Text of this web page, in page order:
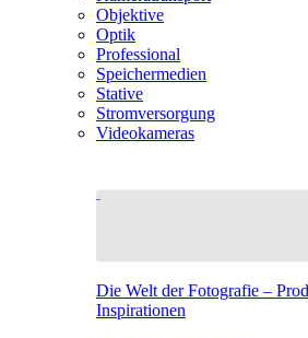
Objektive
Optik
Professional
Speichermedien
Stative
Stromversorgung
Videokameras
Die Welt der Fotografie –
Inspirationen